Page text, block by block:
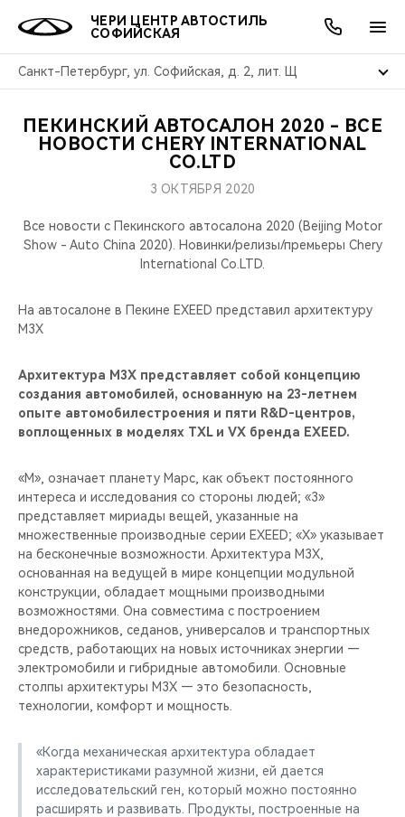
ЧЕРИ ЦЕНТР АВТОСТИЛЬ
СОФИЙСКАЯ
Санкт-Петербург, ул. Софийская, д. 2, лит. Щ
МОДЕЛИ
ПОКУПАТЕЛЯМ
КРЕДИТ И СТРАХОВАНИЕ
ВЛАДЕЛЬЦАМ
ЗАПЧАСТИ И АКСЕССУАРЫ
CHERY CONNECT
МИР CHERY
О БРЕНДЕ
ЛЮДИ CHERY
НАШИ МЕРОПРИЯТИЯ
CHERY ДЛЯ ДЕТЕЙ
АКЦИИ
ОНЛАЙН СЕРВИСЫ
КРЕДИТ
О КОМПАНИИ
МЫ В СОЦСЕТЯХ
ПЕКИНСКИЙ АВТОСАЛОН 2020 - ВСЕ
НОВОСТИ CHERY INTERNATIONAL
CO.LTD
3 ОКТЯБРЯ 2020
Все новости с Пекинского автосалона 2020 (Beijing Motor
Show - Auto China 2020). Новинки/релизы/премьеры Chery
International Co.LTD.
На автосалоне в Пекине EXEED представил архитектуру
M3X
Архитектура M3X представляет собой концепцию
создания автомобилей, основанную на 23-летнем
опыте автомобилестроения и пяти R&D-центров,
воплощенных в моделях TXL и VX бренда EXEED.
«М», означает планету Марс, как объект постоянного
интереса и исследования со стороны людей; «3»
представляет мириады вещей, указанные на
множественные производные серии EXEED; «X» указывает
на бесконечные возможности. Архитектура M3X,
основанная на ведущей в мире концепции модульной
конструкции, обладает мощными производными
возможностями. Она совместима с построением
внедорожников, седанов, универсалов и транспортных
средств, работающих на новых источниках энергии —
электромобили и гибридные автомобили. Основные
столпы архитектуры M3X — это безопасность,
технологии, комфорт и мощность.
«Когда механическая архитектура обладает
характеристиками разумной жизни, ей дается
исследовательский ген, который можно постоянно
расширять и развивать. Продукты, построенные на